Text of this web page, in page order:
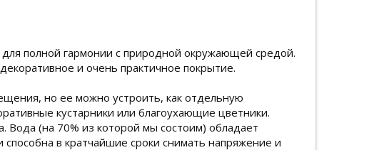
полной гармонии с природной окружающей средой.
и очень практичное покрытие.
но ее можно устроить, как отдельную
кустарники или благоухающие цветники.
Вода (на 70% из которой мы состоим) обладает
в кратчайшие сроки снимать напряжение и